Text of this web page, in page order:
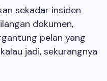
sekadar insiden
dokumen,
pelan yang
jadi, sekurangnya